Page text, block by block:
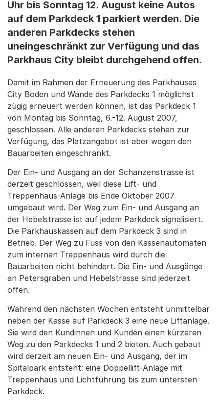
Uhr bis Sonntag 12. August keine Autos
auf dem Parkdeck 1 parkiert werden. Die
anderen Parkdecks stehen
uneingeschränkt zur Verfügung und das
Parkhaus City bleibt durchgehend offen.
Damit im Rahmen der Erneuerung des Parkhauses
City Boden und Wände des Parkdecks 1 möglichst
zügig erneuert werden können, ist das Parkdeck 1
von Montag bis Sonntag, 6.-12. August 2007,
geschlossen. Alle anderen Parkdecks stehen zur
Verfügung, das Platzangebot ist aber wegen den
Bauarbeiten eingeschränkt.
Der Ein- und Ausgang an der Schanzenstrasse ist
derzeit geschlossen, weil diese Lift- und
Treppenhaus-Anlage bis Ende Oktober 2007
umgebaut wird. Der Weg zum Ein- und Ausgang an
der Hebelstrasse ist auf jedem Parkdeck signalisiert.
Die Parkhauskassen auf dem Parkdeck 3 sind in
Betrieb. Der Weg zu Fuss von den Kassenautomaten
zum internen Treppenhaus wird durch die
Bauarbeiten nicht behindert. Die Ein- und Ausgänge
an Petersgraben und Hebelstrasse sind jederzeit
offen.
Während den nächsten Wochen entsteht unmittelbar
neben der Kasse auf Parkdeck 3 eine neue Liftanlage.
Sie wird den Kundinnen und Kunden einen kürzeren
Weg zu den Parkdecks 1 und 2 bieten. Auch gebaut
wird derzeit am neuen Ein- und Ausgang, der im
Spitalpark entsteht: eine Doppellift-Anlage mit
Treppenhaus und Lichtführung bis zum untersten
Parkdeck.